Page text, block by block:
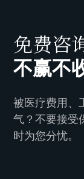
免费咨
不赢不
被医疗费用、
气？不要接受
时为您分忧。